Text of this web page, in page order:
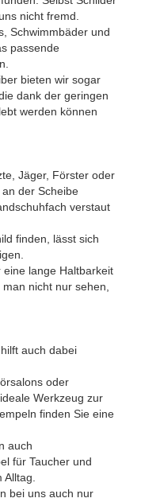
nicht fremd.
Schwimmbäder und
passende
bieten wir sogar
dank der geringen
werden können
Jäger, Förster oder
der Scheibe
verstaut
finden, lässt sich
lange Haltbarkeit
nicht nur sehen,
auch dabei
oder
Werkzeug zur
finden Sie eine
auch
für Taucher und
Alltag.
bei uns auch nur